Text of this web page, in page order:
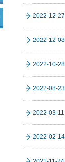
2022-12-27
2022-12-08
2022-10-28
2022-08-23
2022-03-11
2022-02-14